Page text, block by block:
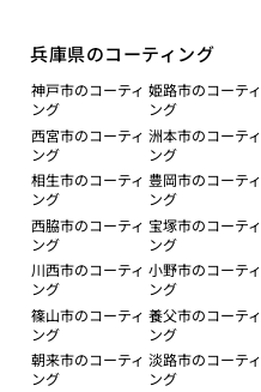
兵庫県のコーティング
神戸市のコーティ
ング
姫路市のコーティ
ング
西宮市のコーティ
ング
洲本市のコーティ
ング
相生市のコーティ
ング
豊岡市のコーティ
ング
西脇市のコーティ
ング
宝塚市のコーティ
ング
川西市のコーティ
ング
小野市のコーティ
ング
篠山市のコーティ
ング
養父市のコーティ
ング
朝来市のコーティ
ング
淡路市のコーティ
ング